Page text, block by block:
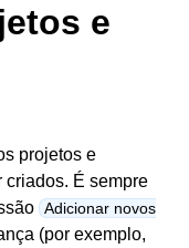
e
projetos e
criados. É sempre
Adicionar novos
(por exemplo,